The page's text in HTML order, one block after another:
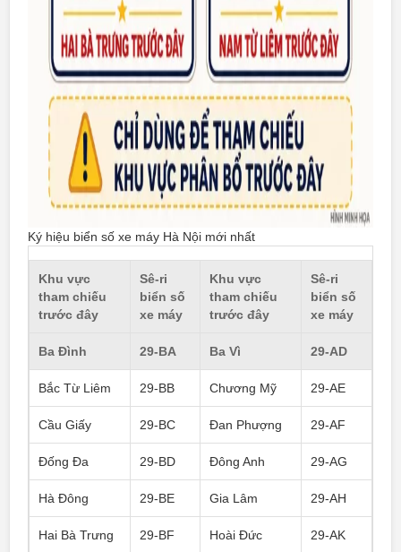
Ký hiệu biển số xe máy Hà Nội mới nhất
Khu vực
tham chiếu
trước đây
Sê-ri
biển số
xe máy
Khu vực
tham chiếu
trước đây
Sê-ri
biển số
xe máy
Ba Đình 29-BA Ba Vì 29-AD
Bắc Từ Liêm 29-BB Chương Mỹ 29-AE
Cầu Giấy 29-BC Đan Phượng 29-AF
Đống Đa 29-BD Đông Anh 29-AG
Hà Đông 29-BE Gia Lâm 29-AH
Hai Bà Trưng 29-BF Hoài Đức 29-AK